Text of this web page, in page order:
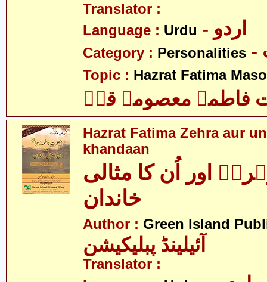
Translator :
Language : Urdu - اردو
Category : Personalities
Topic : Hazrat Fatima
فاطمہ معصومہ قمؑ
Hazrat Fatima Zehra aur
khandaan
اور اُن کا مثالی
خاندان
Author : Green Island
آئیلینڈ پبلیکیشن
Translator :